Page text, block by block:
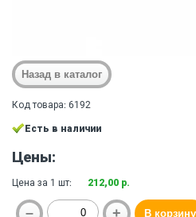
Код товара: 6192
Есть в наличии
Цены:
Цена за 1 шт: 212,00 р.